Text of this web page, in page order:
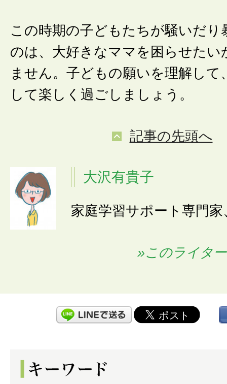
この時期の子どもたちが騒いだり
のは、大好きなママを困らせたい
ません。子どもの願いを理解して
して楽しく過ごしましょう。
記事の先頭へ
大沢有貴子
家庭学習サポート専門
»このライタ